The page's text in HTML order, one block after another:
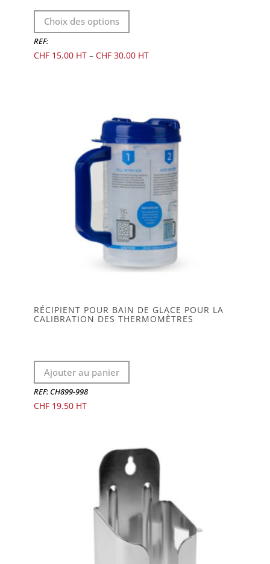
Choix des options
Ce
plusieurs
être
choisies
sur
la
page
du
produit
REF:
CHF15.00 – CHF30.00
RÉCIPIENT POUR BAIN DE GLACE POUR LA
CALIBRATION DES THERMOMÈTRES
Ajouter au panier
REF: CH899-998
CHF19.50